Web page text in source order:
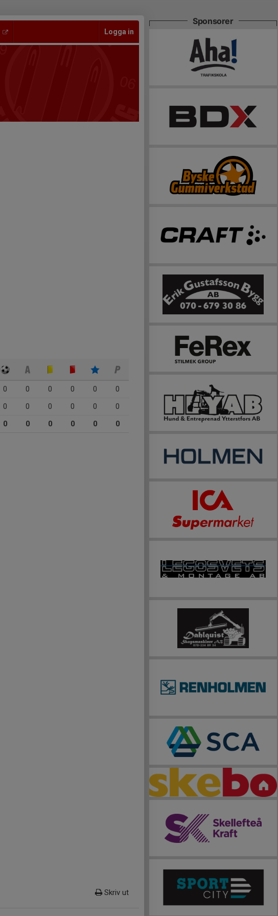
Logga in
0 0 0 0 0
0
0 0 0 0 0
0
0 0 0 0 0 0
Skriv ut
Sponsorer